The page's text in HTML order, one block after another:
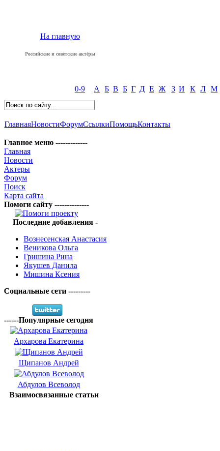
На главную
Российские и советские актёры
0-9 А Б В Б Г Д Е Ж З И К Л М
ГлавнаяНовостиФорумСсылкиПомощьКонтакты
Главное меню -------------
Главная
Новости
Актеры
Форум
Поиск
Карта сайта
Помоги сайту --------------
Последние добавления -
Вознесенская Анастасия
Веникова Ольга
Гришина Рина
Якушев Данила
Мишина Ксения
Социальные сети ---------
------Популярные сегодня
Архарова Екатерина
Щипанов Андрей
Абдулов Всеволод
Взаимосвязанные статьи